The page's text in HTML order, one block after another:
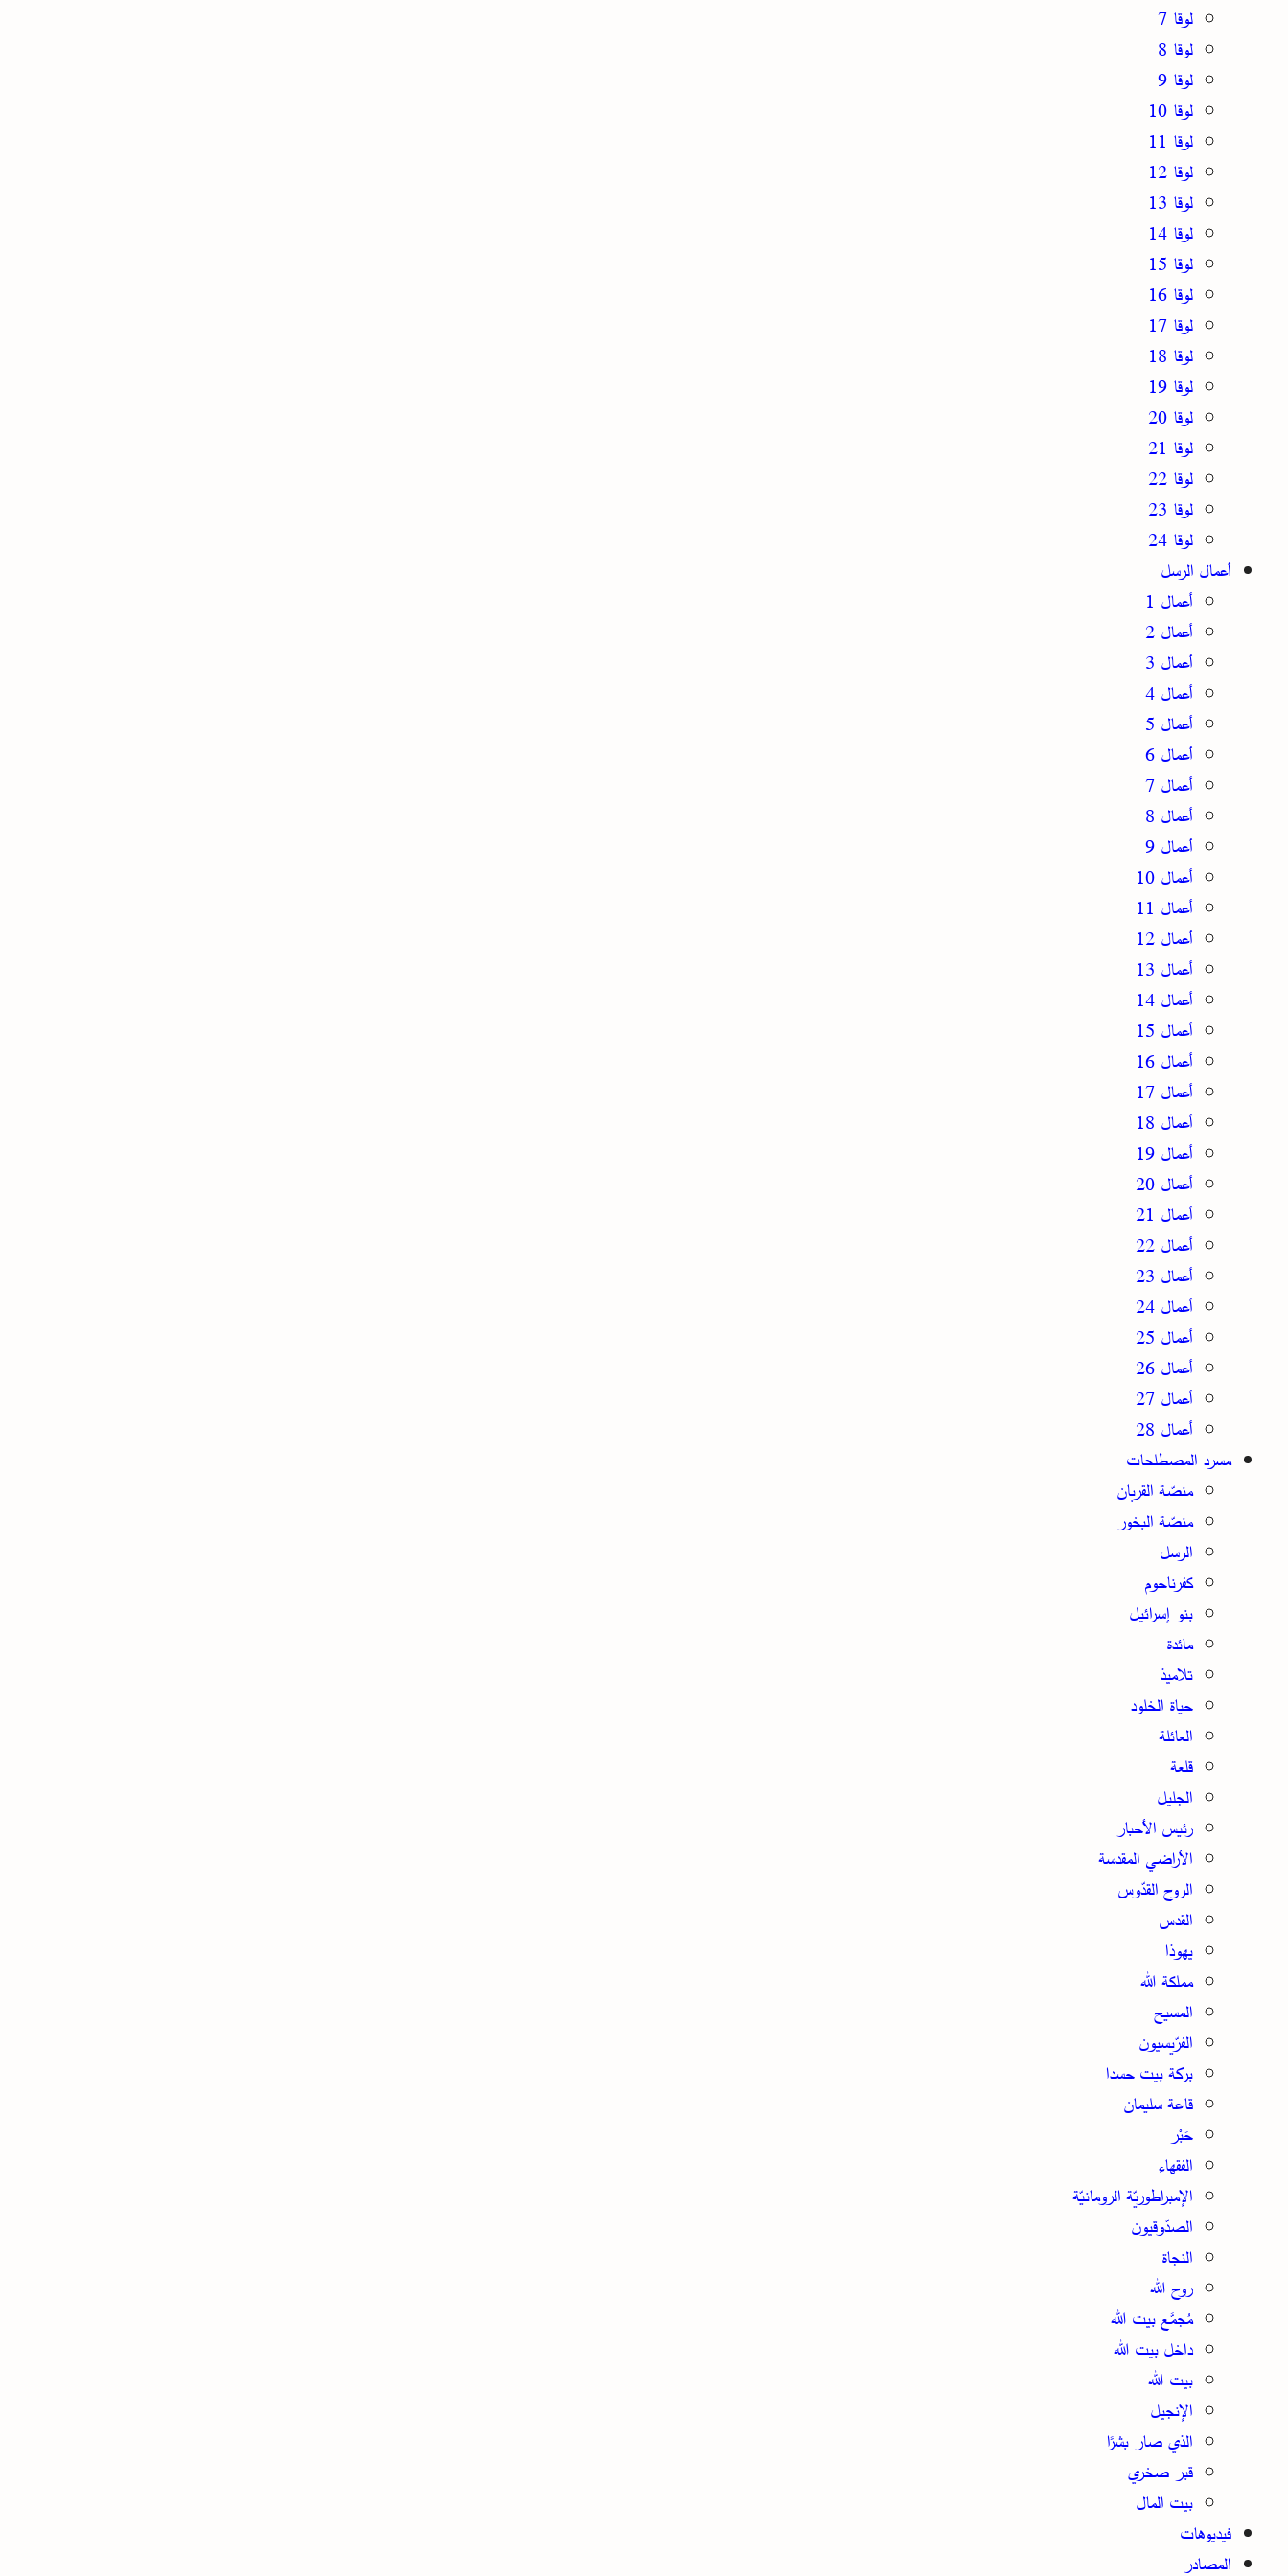
لوقا 7
لوقا 8
لوقا 9
لوقا 10
لوقا 11
لوقا 12
لوقا 13
لوقا 14
لوقا 15
لوقا 16
لوقا 17
لوقا 18
لوقا 19
لوقا 20
لوقا 21
لوقا 22
لوقا 23
لوقا 24
أعمال الرسل
أعمال 1
أعمال 2
أعمال 3
أعمال 4
أعمال 5
أعمال 6
أعمال 7
أعمال 8
أعمال 9
أعمال 10
أعمال 11
أعمال 12
أعمال 13
أعمال 14
أعمال 15
أعمال 16
أعمال 17
أعمال 18
أعمال 19
أعمال 20
أعمال 21
أعمال 22
أعمال 23
أعمال 24
أعمال 25
أعمال 26
أعمال 27
أعمال 28
مسرد المصطلحات
منصّة القربان
منصّة البخور
الرسل
كفرناحوم
بنو إسرائيل
مائدة
تلاميذ
حياة الخلود
العائلة
قلعة
الجليل
رئيس الأحبار
الأراضي المقدسة
الروح القدّوس
القدس
يهوذا
مملكة الله
المسيح
الفرّيسيون
بركة بيت حسدا
قاعة سليمان
حَبْر
الفقهاء
الإمبراطوريّة الرومانيّة
الصدّوقيون
النجاة
روح الله
مُجمَّع بيت الله
داخل بيت الله
بيت الله
الإنجيل
الذي صار بشرًا
قبر صخري
بيت المال
فيديوهات
المصادر